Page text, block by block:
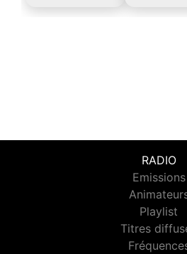
RADIO
Emissions
Playlist
Titres